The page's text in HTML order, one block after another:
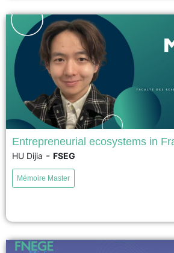
voir
This research compares student entrepreneurial
Norway, focusing on how students access
networks. In France, the system is centralized,
Entrepreneurial ecosystems in
HU Dijia - FSEG
Mémoire Master